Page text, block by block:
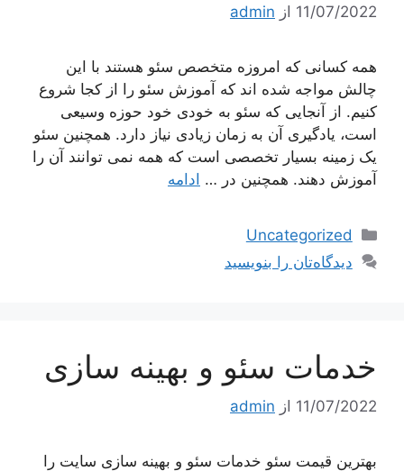
11/07/2022 از admin
همه کسانی که امروزه متخصص سئو هستند با این
چالش مواجه شده اند که آموزش سئو را از کجا شروع
کنیم. از آنجایی که سئو به خودی خود حوزه وسیعی
است، یادگیری آن به زمان زیادی نیاز دارد. همچنین سئو
یک زمینه بسیار تخصصی است که همه نمی توانند آن را
آموزش دهند. همچنین در … ادامه
دسته‌ها
Uncategorized
دیدگاه‌تان را بنویسید
خدمات سئو و بهینه سازی
11/07/2022 از admin
بهترین قیمت سئو خدمات سئو و بهینه سازی سایت را